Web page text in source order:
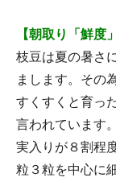
【朝取り「鮮度
枝豆は夏の暑さ
まします。その
すくすくと育っ
言われています
実入りが８割程
粒３粒を中心に